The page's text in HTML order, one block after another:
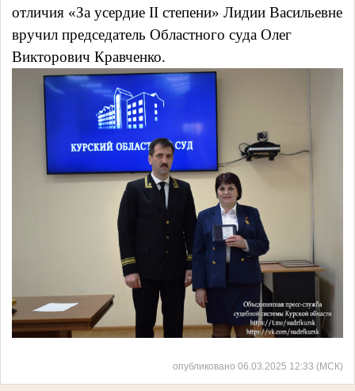
отличия «За усердие II степени» Лидии Васильевне
вручил председатель Областного суда Олег
Викторович Кравченко.
опубликовано 06.03.2025 12:33 (МСК)